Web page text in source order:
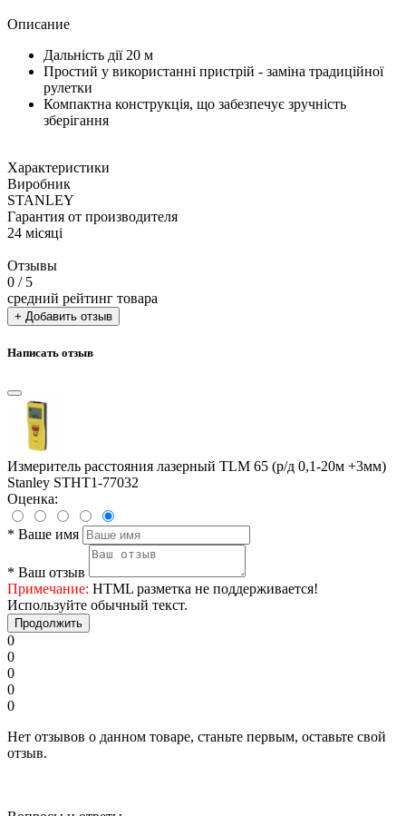
Описание
Дальність дії 20 м
Простий у використанні пристрій - заміна традиційної
рулетки
Компактна конструкція, що забезпечує зручність
зберігання
Характеристики
Виробник
STANLEY
Гарантия от производителя
24 місяці
Отзывы
0 / 5
средний рейтинг товара
+ Добавить отзыв
Написать отзыв
Измеритель расстояния лазерный TLM 65 (р/д 0,1-20м +3мм)
Stanley STHT1-77032
Оценка:
* Ваше имя
* Ваш отзыв
Примечание: HTML разметка не поддерживается!
Используйте обычный текст.
Продолжить
0
0
0
0
0
Нет отзывов о данном товаре, станьте первым, оставьте свой
отзыв.